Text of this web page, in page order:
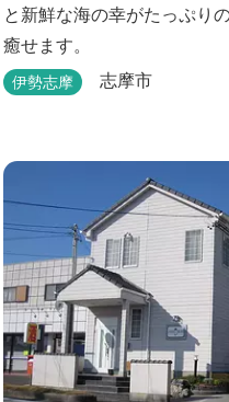
と新鮮な海の幸がたっぷり
癒せます。
伊勢志摩 志摩市